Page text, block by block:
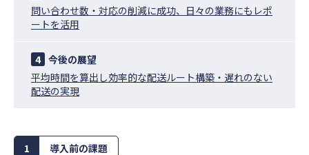
問い合わせ数・対応の削減に成功、日々の業務にもレポ
ートを活用
4 今後の展望
平均時間を算出し効率的な配送ルート構築・遅れのない
配送の実現
1 導入前の課題